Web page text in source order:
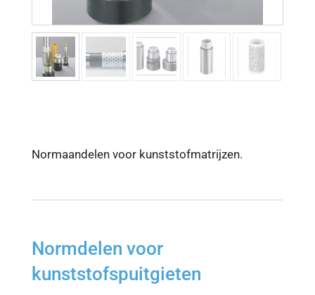
Normaandelen voor kunststofmatrijzen.
Normdelen voor
kunststofspuitgieten